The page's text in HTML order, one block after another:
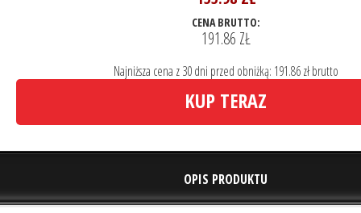
CENA BRUTTO:
191.86 ZŁ
Najniższa cena z 30 dni przed obniżką: 191.86 zł brutto
KUP TERAZ
OPIS PRODUKTU